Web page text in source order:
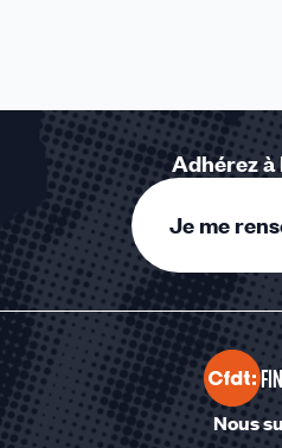
Adhérez à
Je me
Nous